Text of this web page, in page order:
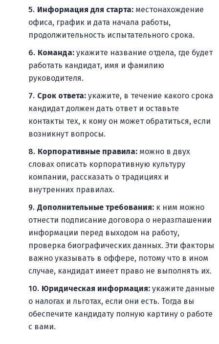
Информация для старта: местонахождение
офиса, график и дата начала работы,
продолжительность испытательного срока.
Команда: укажите название отдела, где будет
работать кандидат, имя и фамилию
руководителя.
Срок ответа: укажите, в течение какого срока
кандидат должен дать ответ и оставьте
контакты тех, к кому он может обратиться, если
возникнут вопросы.
Корпоративные правила: можно в двух
словах описать корпоративную культуру
компании, рассказать о традициях и
внутренних правилах.
Дополнительные требования: к ним можно
отнести подписание договора о неразглашении
информации перед выходом на работу,
проверка биографических данных. Эти факторы
важно указывать в оффере, потому что в ином
случае, кандидат имеет право не выполнять их.
Юридическая информация: укажите данные
о налогах и льготах, если они есть. Тогда вы
обеспечите кандидату полную картину о работе
с вами.